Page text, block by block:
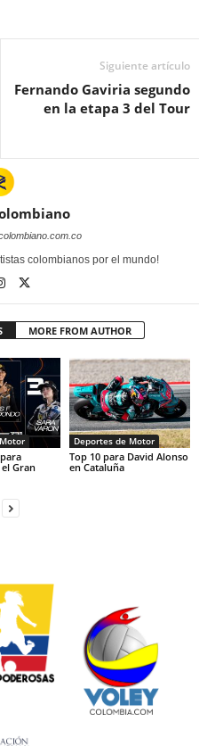
Siguiente artículo
Fernando Gaviria segundo
en la etapa 3 del Tour
colombianos por el mundo!
MORE FROM AUTHOR
Gran
Deportes de Motor
Top 10 para David Alonso
en Cataluña